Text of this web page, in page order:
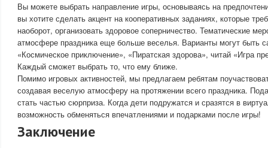
Вы можете выбрать направление игры, основываясь на
вы хотите сделать акцент на кооперативных заданиях, которые
наоборот, организовать здоровое соперничество. Тематические
атмосфере праздника еще больше веселья. Варианты могут быть
«Космическое приключение», «Пиратская здорова», читай «Игра
Каждый сможет выбрать то, что ему ближе.
Помимо игровых активностей, мы предлагаем ребятам
создавая веселую атмосферу на протяжении всего праздника.
стать частью сюрприза. Когда дети подружатся и сразятся в
возможность обменяться впечатлениями и подарками после игры!
Заключение